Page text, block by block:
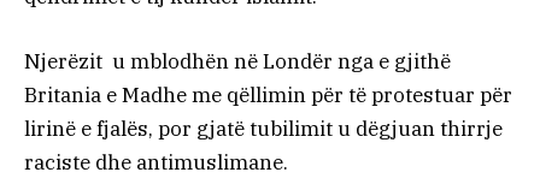
Njerëzit u mblodhën në Londër nga e gjithë
Britania e Madhe me qëllimin për të protestuar për
lirinë e fjalës, por gjatë tubilimit u dëgjuan thirrje
raciste dhe antimuslimane.